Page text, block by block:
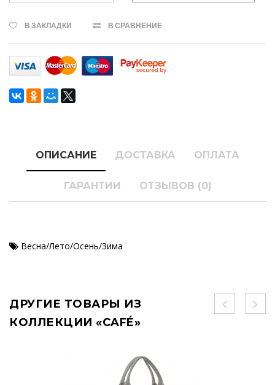
В ЗАКЛАДКИ В СРАВНЕНИЕ
ОПИСАНИЕ ДОСТАВКА ОПЛАТА
ГАРАНТИИ ОТЗЫВОВ (0)
Весна/Лето/Осень/Зима
ДРУГИЕ ТОВАРЫ ИЗ
КОЛЛЕКЦИИ «CAFÉ»